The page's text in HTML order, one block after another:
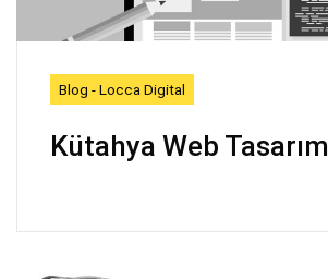
Blog - Locca Digital
Kütahya Web Tasarım